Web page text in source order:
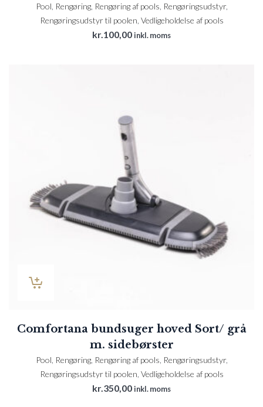
Pool Rengøring, Rengøring af pools Rengøringsudstyr,
Rengøringsudstyr til poolen Vedligeholdelse af pools
kr.100,00inkl. moms
Comfortana bundsuger hoved Sort/ grå
m. sidebørster
Pool Rengøring, Rengøring af pools Rengøringsudstyr,
Rengøringsudstyr til poolen Vedligeholdelse af pools
kr.350,00inkl. moms